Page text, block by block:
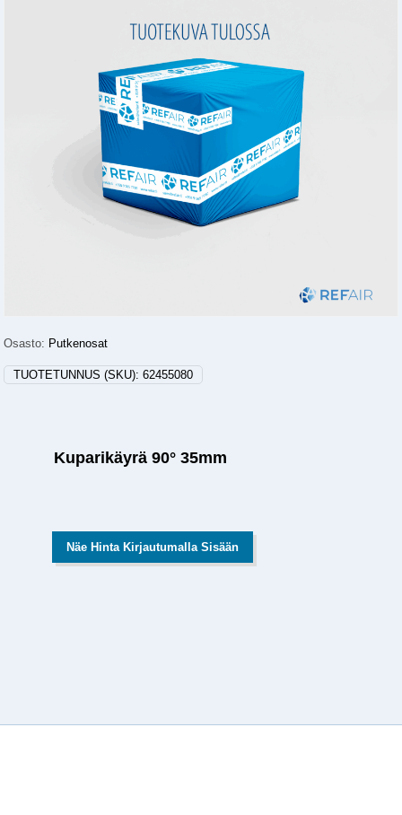
Osasto: Putkenosat
TUOTETUNNUS (SKU):62455080
Kuparikäyrä 90° 35mm
Näe Hinta Kirjautumalla Sisään